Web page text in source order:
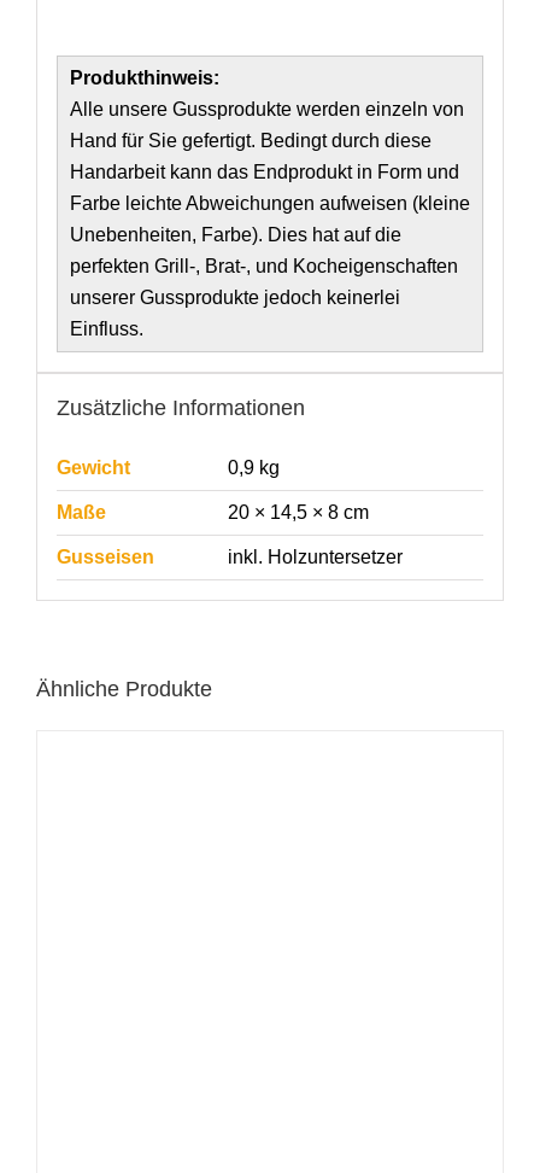
Produkthinweis:
Alle unsere Gussprodukte werden einzeln von
Hand für Sie gefertigt. Bedingt durch diese
Handarbeit kann das Endprodukt in Form und
Farbe leichte Abweichungen aufweisen (kleine
Unebenheiten, Farbe). Dies hat auf die
perfekten Grill-, Brat-, und Kocheigenschaften
unserer Gussprodukte jedoch keinerlei
Einfluss.
Zusätzliche Informationen
Gewicht 0,9 kg
Maße 20 × 14,5 × 8 cm
Gusseisen inkl. Holzuntersetzer
Ähnliche Produkte